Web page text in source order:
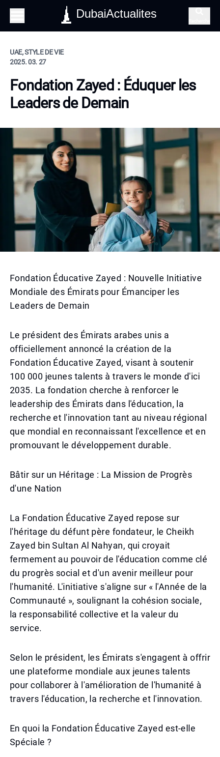
DubaiActualites
UAE, STYLE DE VIE
2025. 03. 27
Fondation Zayed : Éduquer les
Leaders de Demain
Fondation Éducative Zayed : Nouvelle Initiative
Mondiale des Émirats pour Émanciper les
Leaders de Demain
Le président des Émirats arabes unis a
officiellement annoncé la création de la
Fondation Éducative Zayed, visant à soutenir
100 000 jeunes talents à travers le monde d'ici
2035. La fondation cherche à renforcer le
leadership des Émirats dans l'éducation, la
recherche et l'innovation tant au niveau régional
que mondial en reconnaissant l'excellence et en
promouvant le développement durable.
Bâtir sur un Héritage : La Mission de Progrès
d'une Nation
La Fondation Éducative Zayed repose sur
l'héritage du défunt père fondateur, le Cheikh
Zayed bin Sultan Al Nahyan, qui croyait
fermement au pouvoir de l'éducation comme clé
du progrès social et d'un avenir meilleur pour
l'humanité. L'initiative s'aligne sur « l'Année de la
Communauté », soulignant la cohésion sociale,
la responsabilité collective et la valeur du
service.
Selon le président, les Émirats s'engagent à offrir
une plateforme mondiale aux jeunes talents
pour collaborer à l'amélioration de l'humanité à
travers l'éducation, la recherche et l'innovation.
En quoi la Fondation Éducative Zayed est-elle
Spéciale ?